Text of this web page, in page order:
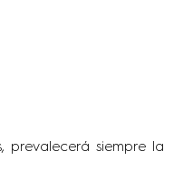
prevalecerá siempre la